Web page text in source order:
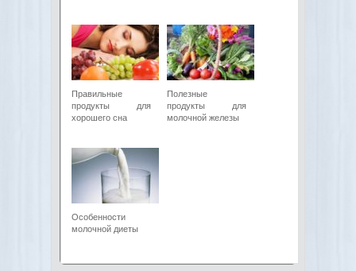
Правильные
продукты для
хорошего сна
Полезные
продукты для
молочной железы
Особенности
молочной диеты